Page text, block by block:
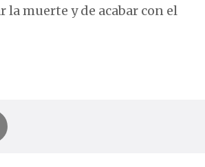
muerte y de acabar con el